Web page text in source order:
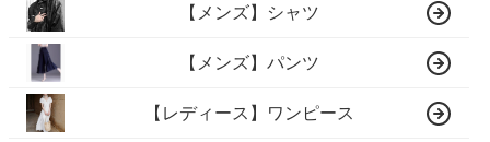
【メンズ】シャツ
【メンズ】パンツ
【レディース】ワンピース